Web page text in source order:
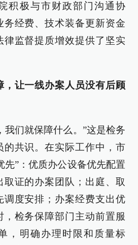
积极与市财政部门沟通协
务经费、技术装备更新资金
律监督提质增效提供了坚实
，让一线办案人员没有后顾
我们就保障什么。”这是检务
的共识。在实际工作中，市
先”：优质办公设备优先配置
取证的办案团队；出庭、取
调度安排；办案经费支出优
，检务保障部门主动前置服
，明确办理时限和质量标